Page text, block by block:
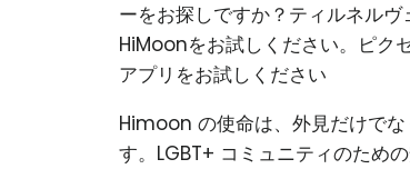
ーをお探しですか？ティルネルヴ
HiMoonをお試しください。ピク
アプリをお試しください
Himoon の使命は、外見だけで
す。LGBT+ コミュニティのため